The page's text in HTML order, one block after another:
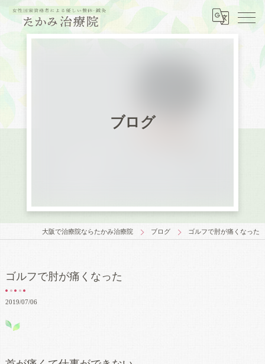
ブログ
大阪で治療院ならたかみ治療院 ブログ ゴルフで肘が痛くなった
ゴルフで肘が痛くなった
2019/07/06